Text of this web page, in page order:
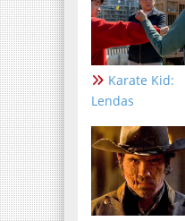
Karate Kid:
Lendas